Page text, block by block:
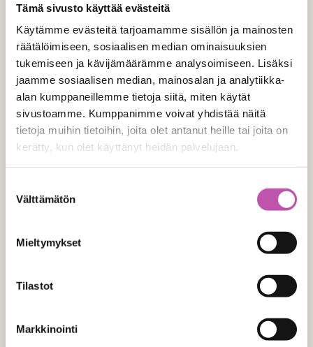
Tämä sivusto käyttää evästeitä
Käytämme evästeitä tarjoamamme sisällön ja mainosten
räätälöimiseen, sosiaalisen median ominaisuuksien
tukemiseen ja kävijämäärämme analysoimiseen. Lisäksi
jaamme sosiaalisen median, mainosalan ja analytiikka-
alan kumppaneillemme tietoja siitä, miten käytät
sivustoamme. Kumppanimme voivat yhdistää näitä
tietoja muihin tietoihin, joita olet antanut heille tai joita on
kerätty, kun olet käyttänyt heidän palvelujaan.
valinta
Välttämätön
Mieltymykset
Tilastot
Markkinointi